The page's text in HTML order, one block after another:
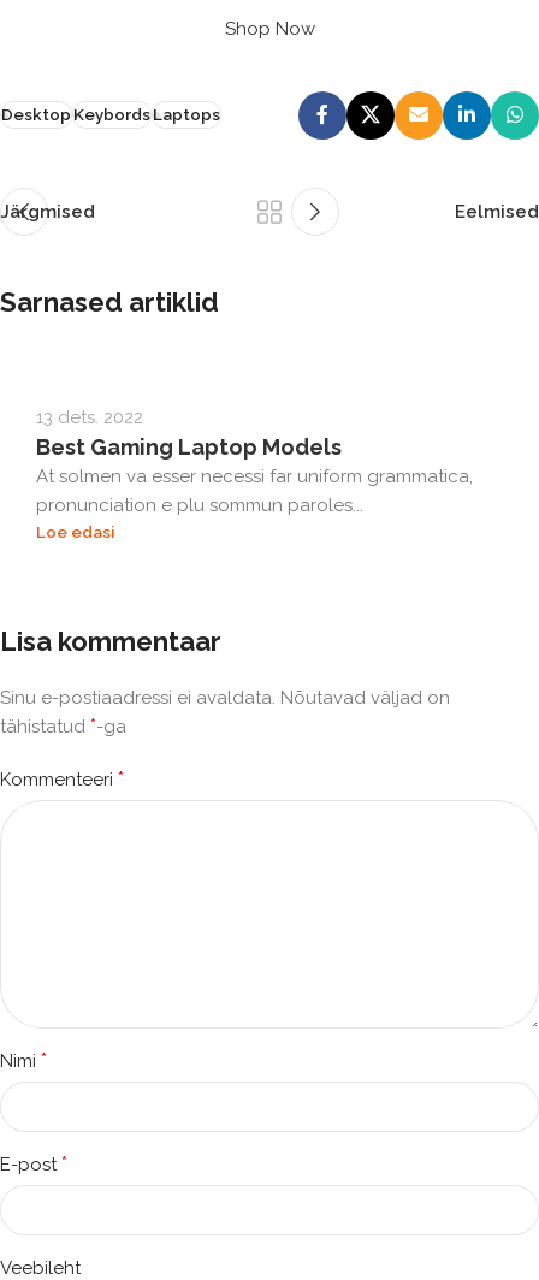
Shop Now
Desktop KeybordsLaptops
Järgmised Eelmised
Sarnased artiklid
13 dets. 2022
Best Gaming Laptop Models
At solmen va esser necessi far uniform grammatica,
pronunciation e plu sommun paroles...
Loe edasi
Lisa kommentaar
Sinu e-postiaadressi ei avaldata. Nõutavad väljad on
tähistatud *-ga
Kommenteeri *
Nimi *
E-post *
Veebileht